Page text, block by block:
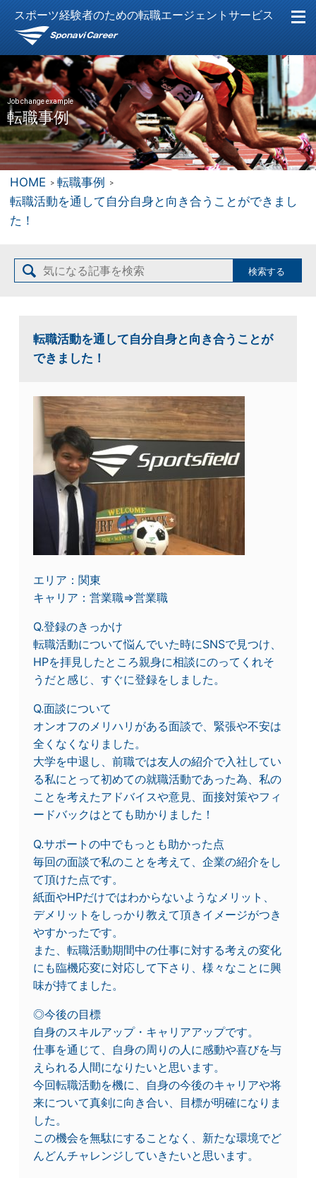
スポーツ経験者のための転職エージェントサービス
Job change example
転職事例
HOME
転職事例
転職活動を通して自分自身と向き合うことができまし
た！
転職活動を通して自分自身と向き合うことが
できました！
エリア：関東
キャリア：営業職⇒営業職
Q.登録のきっかけ
転職活動について悩んでいた時にSNSで見つけ、
HPを拝見したところ親身に相談にのってくれそ
うだと感じ、すぐに登録をしました。
Q.面談について
オンオフのメリハリがある面談で、緊張や不安は
全くなくなりました。
大学を中退し、前職では友人の紹介で入社してい
る私にとって初めての就職活動であった為、私の
ことを考えたアドバイスや意見、面接対策やフィ
ードバックはとても助かりました！
Q.サポートの中でもっとも助かった点
毎回の面談で私のことを考えて、企業の紹介をし
て頂けた点です。
紙面やHPだけではわからないようなメリット、
デメリットをしっかり教えて頂きイメージがつき
やすかったです。
また、転職活動期間中の仕事に対する考えの変化
にも臨機応変に対応して下さり、様々なことに興
味が持てました。
◎今後の目標
自身のスキルアップ・キャリアアップです。
仕事を通じて、自身の周りの人に感動や喜びを与
えられる人間になりたいと思います。
今回転職活動を機に、自身の今後のキャリアや将
来について真剣に向き合い、目標が明確になりま
した。
この機会を無駄にすることなく、新たな環境でど
んどんチャレンジしていきたいと思います。